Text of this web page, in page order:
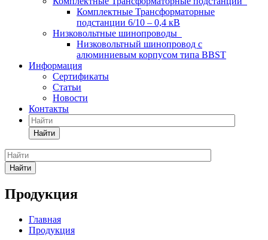
Комплектные Трансформаторные
подстанции 6/10 – 0,4 кВ
Низковольтные шинопроводы
Низковольтный шинопровод с
алюминиевым корпусом типа BBST
Информация
Сертификаты
Статьи
Новости
Контакты
Найти
Найти
Продукция
Главная
Продукция